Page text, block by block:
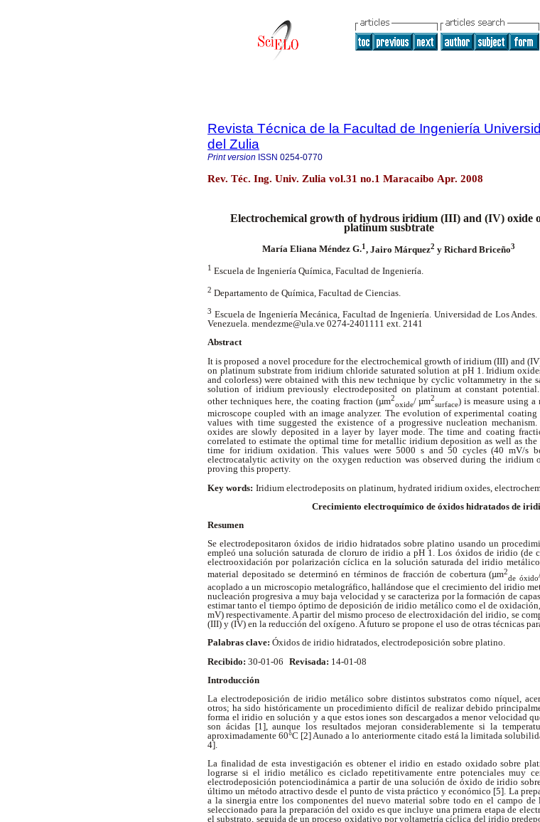
Revista Técnica de la Facultad de Ingeniería
del Zulia
Print version ISSN 0254-0770
Rev. Téc. Ing. Univ. Zulia vol.31 no.1 Maracaibo Apr. 2008
Electrochemical growth of hydrous iridium (III) and (IV) oxide
platinum susbtrate
María Eliana Méndez G.1, Jairo Márquez2 y Richard Briceño3
1 Escuela de Ingeniería Química, Facultad de Ingeniería.
2 Departamento de Química, Facultad de Ciencias.
3 Escuela de Ingeniería Mecánica, Facultad de Ingeniería. Universidad de Los
Venezuela. mendezme@ula.ve 0274-2401111 ext. 2141
Abstract
It is proposed a novel procedure for the electrochemical growth of iridium (III) and
on platinum substrate from iridium chloride saturated solution at pH 1. Iridium
and colorless) were obtained with this new technique by cyclic voltammetry in the
solution of iridium previously electrodeposited on platinum at constant
other techniques here, the coating fraction (µm2
oxide/ µm2
surface) is measure using a
microscope coupled with an image analyzer. The evolution of experimental coating
values with time suggested the existence of a progressive nucleation
oxides are slowly deposited in a layer by layer mode. The time and coating
correlated to estimate the optimal time for metallic iridium deposition as well as
time for iridium oxidation. This values were 5000 s and 50 cycles (40 mV/s
electrocatalytic activity on the oxygen reduction was observed during the iridium
proving this property.
Key words: Iridium electrodeposits on platinum, hydrated iridium oxides,
Crecimiento electroquímico de óxidos hidratados de
Resumen
Se electrodepositaron óxidos de iridio hidratados sobre platino usando un
empleó una solución saturada de cloruro de iridio a pH 1. Los óxidos de iridio (de
electrooxidación por polarización cíclica en la solución saturada del iridio
material depositado se determinó en términos de fracción de cobertura (µm2
de óxido
acoplado a un microscopio metalográfico, hallándose que el crecimiento del iridio
nucleación progresiva a muy baja velocidad y se caracteriza por la formación de
estimar tanto el tiempo óptimo de deposición de iridio metálico como el de
mV) respectivamente. A partir del mismo proceso de electroxidación del iridio, se
(III) y (IV) en la reducción del oxígeno. A futuro se propone el uso de otras técnicas
Palabras clave: Óxidos de iridio hidratados, electrodeposición sobre platino.
Recibido: 30-01-06 Revisada: 14-01-08
Introducción
La electrodeposición de iridio metálico sobre distintos substratos como níquel,
otros; ha sido históricamente un procedimiento difícil de realizar debido
forma el iridio en solución y a que estos iones son descargados a menor velocidad
son ácidas [1], aunque los resultados mejoran considerablemente si la
aproximadamente 60°C [2] Aunado a lo anteriormente citado está la limitada
4].
La finalidad de esta investigación es obtener el iridio en estado oxidado sobre
lograrse si el iridio metálico es ciclado repetitivamente entre potenciales muy
electrodeposición potenciodinámica a partir de una solución de óxido de iridio
último un método atractivo desde el punto de vista práctico y económico [5]. La
a la sinergia entre los componentes del nuevo material sobre todo en el campo
seleccionado para la preparación del oxido es que incluye una primera etapa de
el substrato, seguida de un proceso oxidativo por voltametría cíclica del iridio